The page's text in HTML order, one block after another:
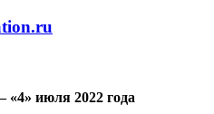
«4» июля 2022 года